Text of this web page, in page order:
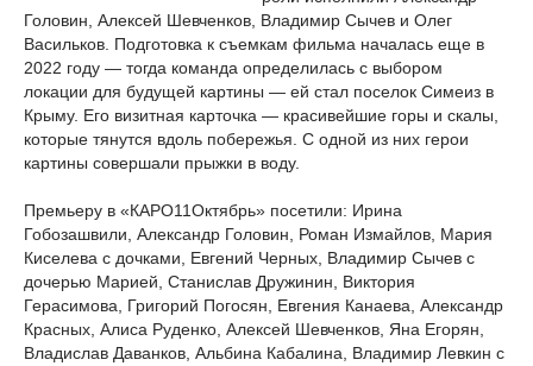
Головин, Алексей Шевченков, Владимир Сычев и Олег
Васильков. Подготовка к съемкам фильма началась еще в
2022 году — тогда команда определилась с выбором
локации для будущей картины — ей стал поселок Симеиз в
Крыму. Его визитная карточка — красивейшие горы и скалы,
которые тянутся вдоль побережья. С одной из них герои
картины совершали прыжки в воду.
Премьеру в «КАРО11Октябрь» посетили: Ирина
Гобозашвили, Александр Головин, Роман Измайлов, Мария
Киселева с дочками, Евгений Черных, Владимир Сычев с
дочерью Марией, Станислав Дружинин, Виктория
Герасимова, Григорий Погосян, Евгения Канаева, Александр
Красных, Алиса Руденко, Алексей Шевченков, Яна Егорян,
Владислав Даванков, Альбина Кабалина, Владимир Левкин с